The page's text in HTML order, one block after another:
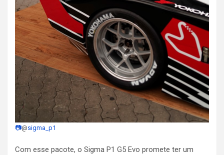
📷@sigma_p1
Com esse pacote, o Sigma P1 G5 Evo promete ter um